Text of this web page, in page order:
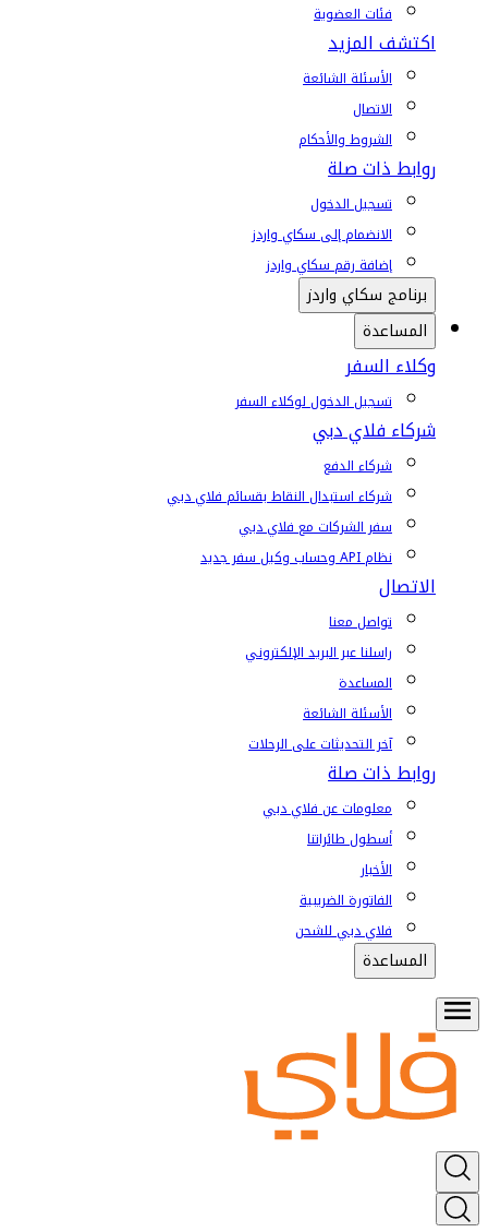
فئات العضوية
اكتشف المزيد
الأسئلة الشائعة
الاتصال
الشروط والأحكام
روابط ذات صلة
تسجيل الدخول
الانضمام إلى سكاي واردز
إضافة رقم سكاي واردز
برنامج سكاي واردز
المساعدة
وكلاء السفر
تسجيل الدخول لوكلاء السفر
شركاء فلاي دبي
شركاء الدفع
شركاء استبدال النقاط بقسائم فلاي دبي
سفر الشركات مع فلاي دبي
نظام API وحساب وكيل سفر جديد
الاتصال
تواصل معنا
راسلنا عبر البريد الإلكتروني
المساعدة
الأسئلة الشائعة
آخر التحديثات على الرحلات
روابط ذات صلة
معلومات عن فلاي دبي
أسطول طائراتنا
الأخبار
الفاتورة الضريبية
فلاي دبي للشحن
المساعدة